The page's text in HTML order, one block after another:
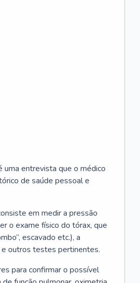
uma entrevista que o médico
de saúde pessoal e
em medir a pressão
o exame físico do tórax, que
escavado etc.), a
e outros testes pertinentes.
para confirmar o possível